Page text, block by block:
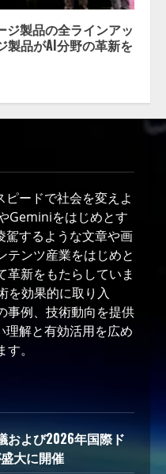
ジ製品の全ラインアッ
製品がAI分野の革新を
ードで社会を変えよ
Geminiをはじめとす
駕するような文章や画
テンツ産業をはじめと
革新をもたらしていま
を効果的に取り入
事例、技術動向を提供
理解と有効活用を広め
。
および2026年国際ド
大に開催